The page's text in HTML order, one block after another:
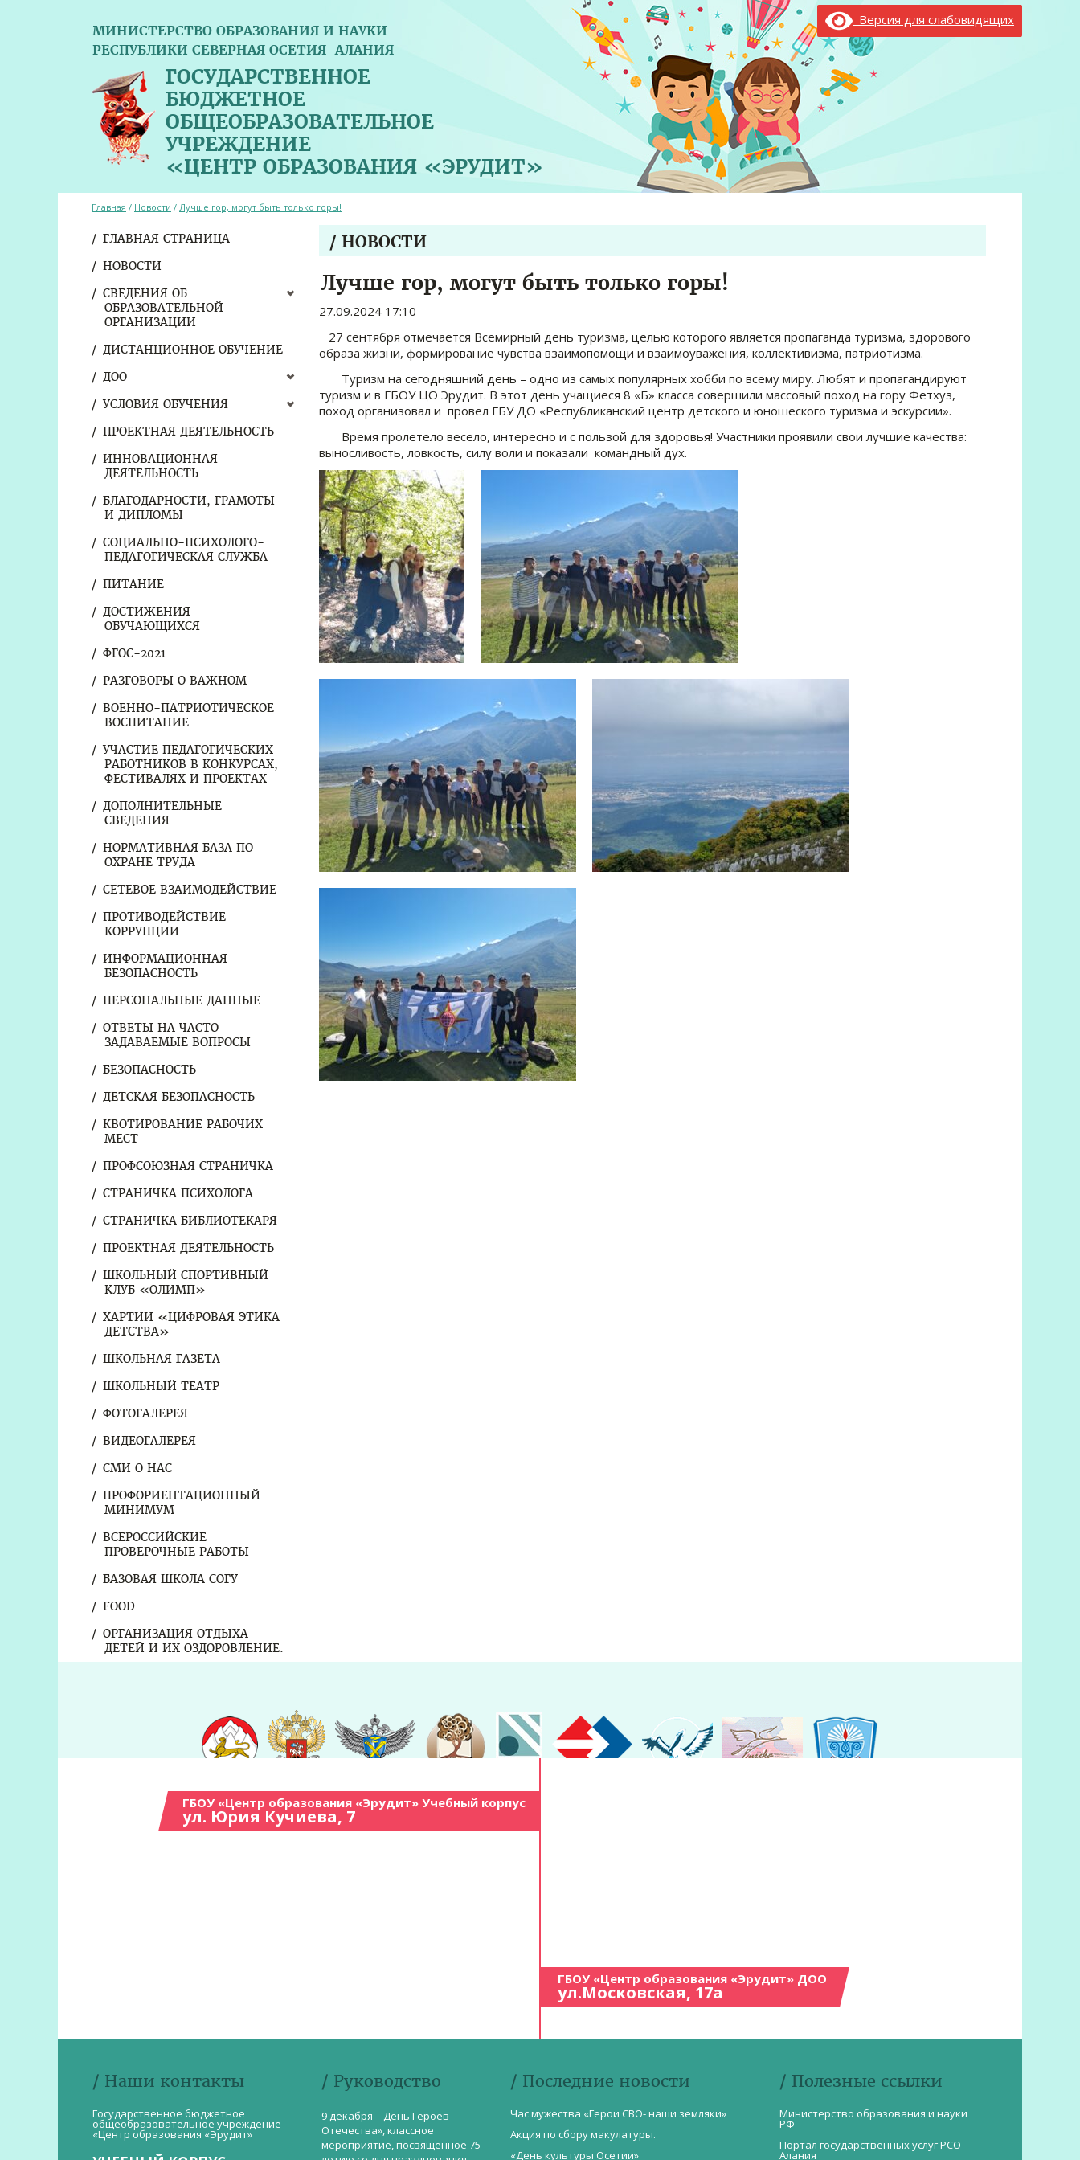
МИНИСТЕРСТВО ОБРАЗОВАНИЯ И НАУКИ
РЕСПУБЛИКИ СЕВЕРНАЯ ОСЕТИЯ-АЛАНИЯ
ГОСУДАРСТВЕННОЕ
БЮДЖЕТНОЕ
ОБЩЕОБРАЗОВАТЕЛЬНОЕ
УЧРЕЖДЕНИЕ
«ЦЕНТР ОБРАЗОВАНИЯ «ЭРУДИТ»
Версия для слабовидящих
ГЛАВНАЯ СТРАНИЦА
НОВОСТИ
СВЕДЕНИЯ ОБ
ОБРАЗОВАТЕЛЬНОЙ
ОРГАНИЗАЦИИ
ДИСТАНЦИОННОЕ ОБУЧЕНИЕ
ДОО
УСЛОВИЯ ОБУЧЕНИЯ
ПРОЕКТНАЯ ДЕЯТЕЛЬНОСТЬ
ИННОВАЦИОННАЯ
ДЕЯТЕЛЬНОСТЬ
БЛАГОДАРНОСТИ, ГРАМОТЫ
И ДИПЛОМЫ
СОЦИАЛЬНО-ПСИХОЛОГО-
ПЕДАГОГИЧЕСКАЯ СЛУЖБА
ПИТАНИЕ
ДОСТИЖЕНИЯ
ОБУЧАЮЩИХСЯ
ФГОС-2021
РАЗГОВОРЫ О ВАЖНОМ
ВОЕННО-ПАТРИОТИЧЕСКОЕ
ВОСПИТАНИЕ
УЧАСТИЕ ПЕДАГОГИЧЕСКИХ
РАБОТНИКОВ В КОНКУРСАХ,
ФЕСТИВАЛЯХ И ПРОЕКТАХ
ДОПОЛНИТЕЛЬНЫЕ
СВЕДЕНИЯ
НОРМАТИВНАЯ БАЗА ПО
ОХРАНЕ ТРУДА
СЕТЕВОЕ ВЗАИМОДЕЙСТВИЕ
ПРОТИВОДЕЙСТВИЕ
КОРРУПЦИИ
ИНФОРМАЦИОННАЯ
БЕЗОПАСНОСТЬ
ПЕРСОНАЛЬНЫЕ ДАННЫЕ
ОТВЕТЫ НА ЧАСТО
ЗАДАВАЕМЫЕ ВОПРОСЫ
БЕЗОПАСНОСТЬ
ДЕТСКАЯ БЕЗОПАСНОСТЬ
КВОТИРОВАНИЕ РАБОЧИХ
МЕСТ
ПРОФСОЮЗНАЯ СТРАНИЧКА
СТРАНИЧКА ПСИХОЛОГА
СТРАНИЧКА БИБЛИОТЕКАРЯ
ПРОЕКТНАЯ ДЕЯТЕЛЬНОСТЬ
ШКОЛЬНЫЙ СПОРТИВНЫЙ
КЛУБ «ОЛИМП»
ХАРТИИ «ЦИФРОВАЯ ЭТИКА
ДЕТСТВА»
ШКОЛЬНАЯ ГАЗЕТА
ШКОЛЬНЫЙ ТЕАТР
ФОТОГАЛЕРЕЯ
ВИДЕОГАЛЕРЕЯ
СМИ О НАС
ПРОФОРИЕНТАЦИОННЫЙ
МИНИМУМ
ВСЕРОССИЙСКИЕ
ПРОВЕРОЧНЫЕ РАБОТЫ
БАЗОВАЯ ШКОЛА СОГУ
FOOD
ОРГАНИЗАЦИЯ ОТДЫХА
ДЕТЕЙ И ИХ ОЗДОРОВЛЕНИЕ.
Главная / Новости / Лучше гор, могут быть только горы!
/ НОВОСТИ
Лучше гор, могут быть только горы!
27.09.2024 17:10
27 сентября отмечается Всемирный день туризма, целью которого является пропаганда туризма, здорового
образа жизни, формирование чувства взаимопомощи и взаимоуважения, коллективизма, патриотизма.
Туризм на сегодняшний день – одно из самых популярных хобби по всему миру. Любят и пропагандируют
туризм и в ГБОУ ЦО Эрудит. В этот день учащиеся 8 «Б» класса совершили массовый поход на гору Фетхуз,
поход организовал и провел ГБУ ДО «Республиканский центр детского и юношеского туризма и эскурсии».
Время пролетело весело, интересно и с пользой для здоровья! Участники проявили свои лучшие качества:
выносливость, ловкость, силу воли и показали командный дух.
ГБОУ «Центр образования «Эрудит» Учебный корпус
ул. Юрия Кучиева, 7
ГБОУ «Центр образования «Эрудит» ДОО
ул.Московская, 17а
/ Наши контакты
Государственное бюджетное
общеобразовательное учреждение
«Центр образования «Эрудит»
/ Руководство
9 декабря – День Героев
Отечества», классное
мероприятие, посвященное 75-
/ Последние новости
Час мужества «Герои СВО- наши земляки»
Акция по сбору макулатуры.
«День культуры Осетии»
/ Полезные ссылки
Министерство образования и науки
РФ
Портал государственных услуг РСО-
Алания